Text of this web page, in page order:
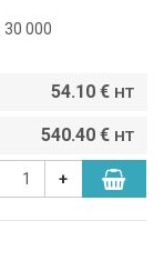
30 000
54.10 € HT
540.40 € HT
+